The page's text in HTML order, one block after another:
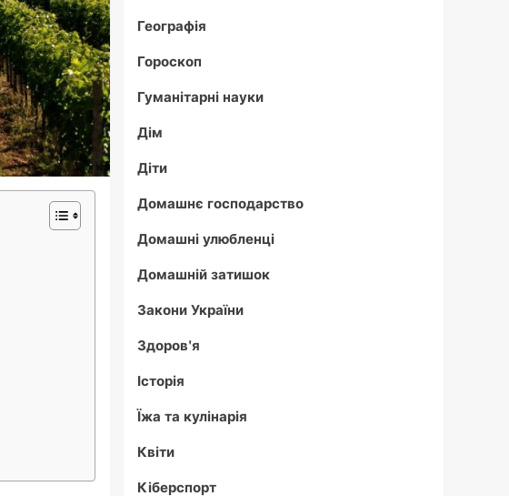
Географія
Гороскоп
Гуманітарні науки
Дім
Діти
Домашнє господарство
Домашні улюбленці
Домашній затишок
Закони України
Здоров'я
Історія
Їжа та кулінарія
Квіти
Кіберспорт